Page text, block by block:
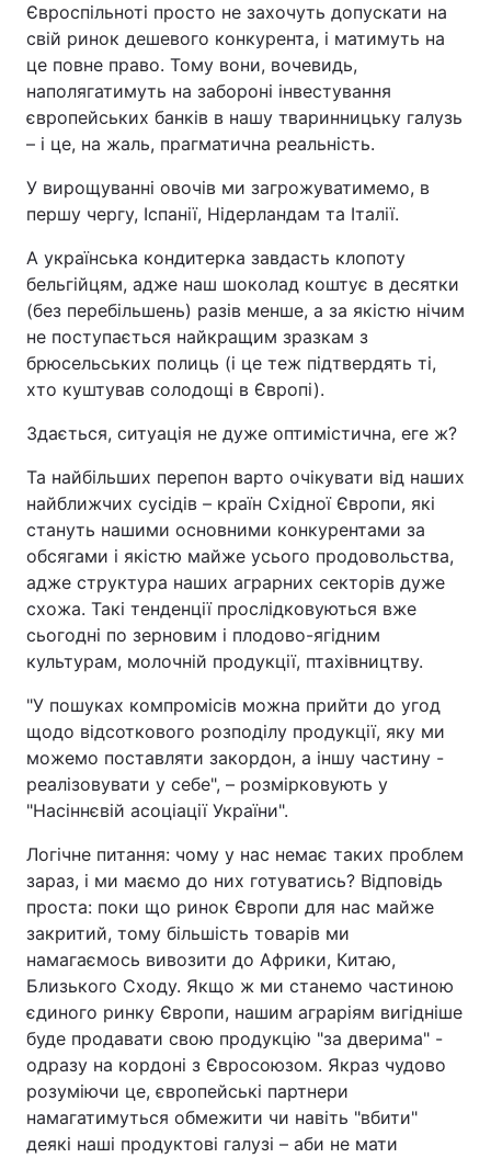
Євроспільноті просто не захочуть допускати на
свій ринок дешевого конкурента, і матимуть на
це повне право. Тому вони, вочевидь,
наполягатимуть на забороні інвестування
європейських банків в нашу тваринницьку галузь
– і це, на жаль, прагматична реальність.
У вирощуванні овочів ми загрожуватимемо, в
першу чергу, Іспанії, Нідерландам та Італії.
А українська кондитерка завдасть клопоту
бельгійцям, адже наш шоколад коштує в десятки
(без перебільшень) разів менше, а за якістю нічим
не поступається найкращим зразкам з
брюсельських полиць (і це теж підтвердять ті,
хто куштував солодощі в Європі).
Здається, ситуація не дуже оптимістична, еге ж?
Та найбільших перепон варто очікувати від наших
найближчих сусідів – країн Східної Європи, які
стануть нашими основними конкурентами за
обсягами і якістю майже усього продовольства,
адже структура наших аграрних секторів дуже
схожа. Такі тенденції прослідковуються вже
сьогодні по зерновим і плодово-ягідним
культурам, молочній продукції, птахівництву.
"У пошуках компромісів можна прийти до угод
щодо відсоткового розподілу продукції, яку ми
можемо поставляти закордон, а іншу частину -
реалізовувати у себе", – розмірковують у
"Насіннєвій асоціації України".
Логічне питання: чому у нас немає таких проблем
зараз, і ми маємо до них готуватись? Відповідь
проста: поки що ринок Європи для нас майже
закритий, тому більшість товарів ми
намагаємось вивозити до Африки, Китаю,
Близького Сходу. Якщо ж ми станемо частиною
єдиного ринку Європи, нашим аграріям вигідніше
буде продавати свою продукцію "за дверима" -
одразу на кордоні з Євросоюзом. Якраз чудово
розуміючи це, європейські партнери
намагатимуться обмежити чи навіть "вбити"
деякі наші продуктові галузі – аби не мати